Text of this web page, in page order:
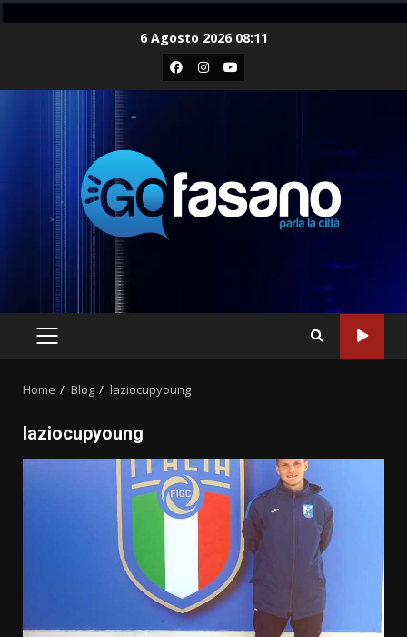
6 Agosto 2026 08:11
Facebook
Instagram
Youtube
PRIMARY
Home Blog laziocupyoung
laziocupyoung